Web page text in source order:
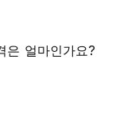
은 얼마인가요?